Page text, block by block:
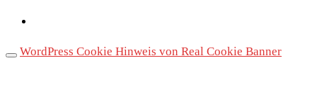
WordPress Cookie Hinweis von Real Cookie Banner